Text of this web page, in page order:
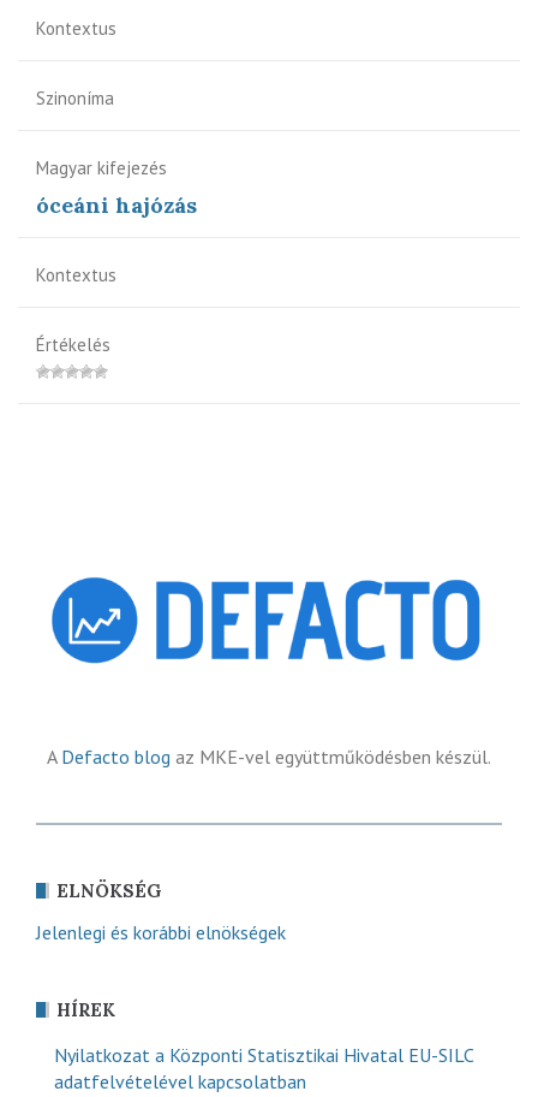
Kontextus
Szinoníma
Magyar kifejezés
óceáni hajózás
Kontextus
Értékelés
A Defacto blog az MKE-vel együttműködésben készül.
ELNÖKSÉG
Jelenlegi és korábbi elnökségek
HÍREK
Nyilatkozat a Központi Statisztikai Hivatal EU-SILC
adatfelvételével kapcsolatban